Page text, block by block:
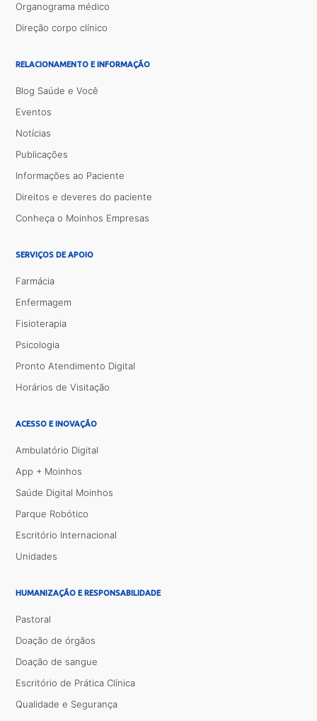
Organograma médico
Direção corpo clínico
RELACIONAMENTO E INFORMAÇÃO
Blog Saúde e Você
Eventos
Notícias
Publicações
Informações ao Paciente
Direitos e deveres do paciente
Conheça o Moinhos Empresas
SERVIÇOS DE APOIO
Farmácia
Enfermagem
Fisioterapia
Psicologia
Pronto Atendimento Digital
Horários de Visitação
ACESSO E INOVAÇÃO
Ambulatório Digital
App + Moinhos
Saúde Digital Moinhos
Parque Robótico
Escritório Internacional
Unidades
HUMANIZAÇÃO E RESPONSABILIDADE
Pastoral
Doação de órgãos
Doação de sangue
Escritório de Prática Clínica
Qualidade e Segurança